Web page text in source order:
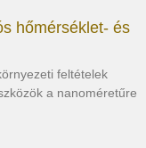
hőmérséklet- és
feltételek
a nanoméretűre